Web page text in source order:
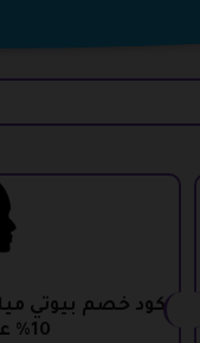
كود خصم بيوتي
10% على العطور